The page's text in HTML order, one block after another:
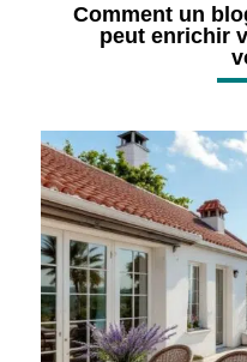
Comment un
peut enrichir